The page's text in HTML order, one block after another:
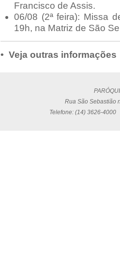
Francisco de Assis.
06/08 (2ª feira): Missa
19h, na Matriz de São
• Veja outras informações
Rua São Sebastião
Telefone: (14) 3626-